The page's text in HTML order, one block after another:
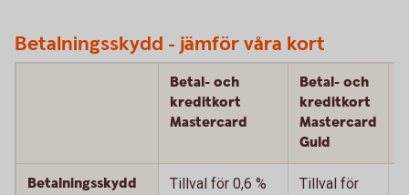
Betalningsskydd - jämför våra kort
Betal- och
kreditkort
Mastercard
Betal- och
kreditkort
Mastercard
Guld
Betalningsskydd
Tillval för 0,6 %
Tillval för